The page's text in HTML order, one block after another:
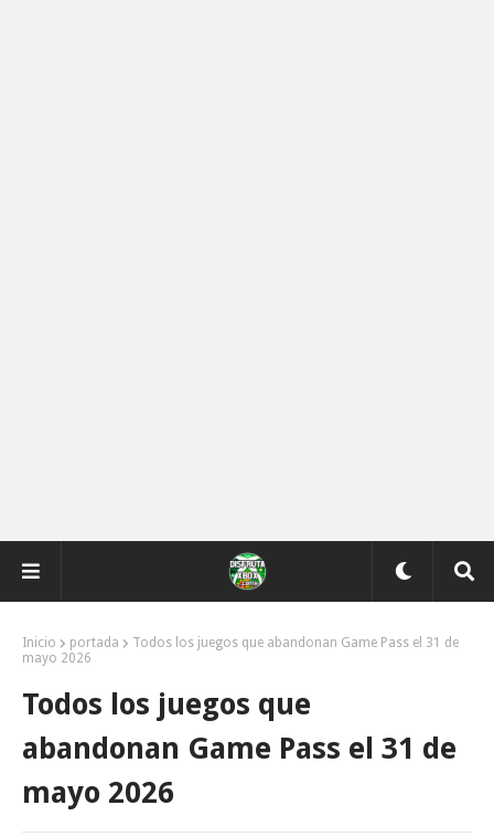
Inicio portada
Todos los juegos que abandonan Game Pass el 31 de
mayo 2026
Todos los juegos que
abandonan Game Pass el 31 de
mayo 2026